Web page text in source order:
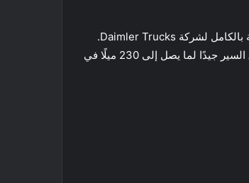
ستتميز كل من eCascadia و eM2 بمحركات كهربائية من ديترويت – من شهرة ديترويت ديزل – وهو أمر منطقي ، نظرًا لأنها شركة فرعية مملوكة بالكامل لشركة Daimler Trucks.
ستتميز “ePowertrain” ، كما تسميها ديترويت ، بمحركات فردية أو مزدوجة وتوفر ما يصل إلى 23000 رطل قدم من عزم الدوران. سيكون نطاق السير جيدًا لما يصل إلى 230 ميلًا في